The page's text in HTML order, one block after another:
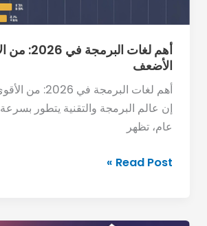
أهم لغات
الأضعف
أهم لغات البرمجة
إن عالم البرمجة والتقنية يتطور
عام، تظهر
الأضعف
Read Post »